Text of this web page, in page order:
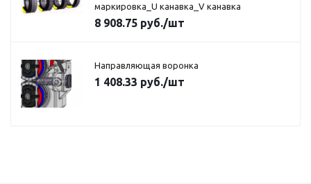
маркировка_U канавка_V канавка
8 908.75 руб./шт
Направляющая воронка
1 408.33 руб./шт